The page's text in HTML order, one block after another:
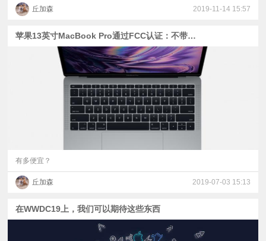
丘加森 2019-11-14 15:57
苹果13英寸MacBook Pro通过FCC认证：不带触控条
有多便宜？
丘加森 2019-07-03 15:13
在WWDC19上，我们可以期待这些东西